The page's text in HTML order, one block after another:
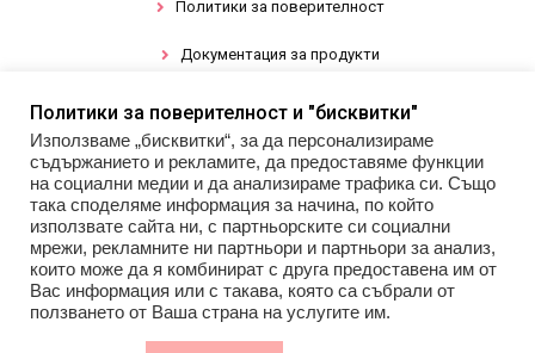
Политики за поверителност
Документация за продукти
Промоции
Гел лак
Инструменти
Декорации за нокти
Политики за поверителност и "бисквитки"
Използваме „бисквитки“, за да персонализираме
съдържанието и рекламите, да предоставяме функции
на социални медии и да анализираме трафика си. Също
така споделяме информация за начина, по който
използвате сайта ни, с партньорските си социални
мрежи, рекламните ни партньори и партньори за анализ,
които може да я комбинират с друга предоставена им от
Вас информация или с такава, която са събрали от
ползването от Ваша страна на услугите им.